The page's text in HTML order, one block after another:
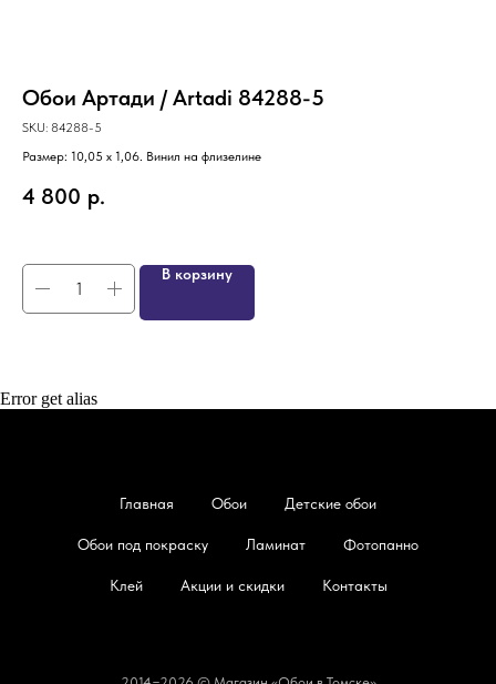
Обои Артади / Artadi 84288-5
SKU: 84288-5
Размер: 10,05 х 1,06. Винил на флизелине
4 800 р.
В корзину
Error get alias
Главная Обои Детские обои
Обои под покраску Ламинат Фотопанно
Клей Акции и скидки Контакты